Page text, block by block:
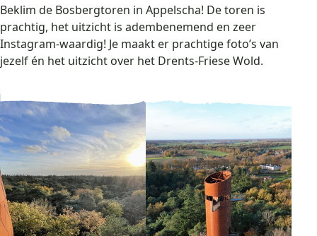
Beklim de Bosbergtoren in Appelscha! De toren is
prachtig, het uitzicht is adembenemend en zeer
Instagram-waardig! Je maakt er prachtige foto’s van
jezelf én het uitzicht over het Drents-Friese Wold.